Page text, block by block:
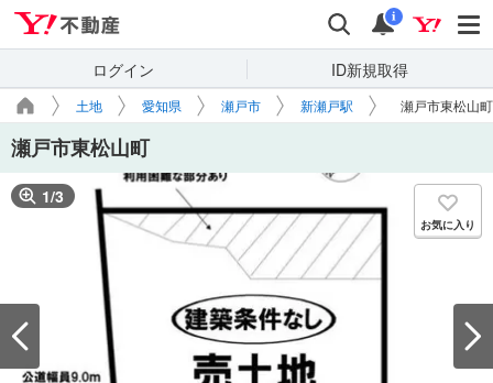
検索 通知
i
ログイン ID新規取得
土地 愛知県 瀬戸市 新瀬戸駅 瀬戸市東松山町
瀬戸市東松山町
1/3
お気に入り